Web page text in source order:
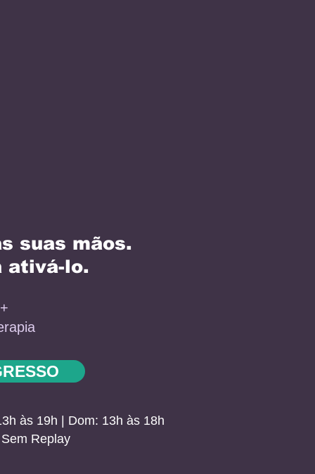
suas mãos.
ativá-lo.
às 19h | Dom: 13h às 18h
Replay